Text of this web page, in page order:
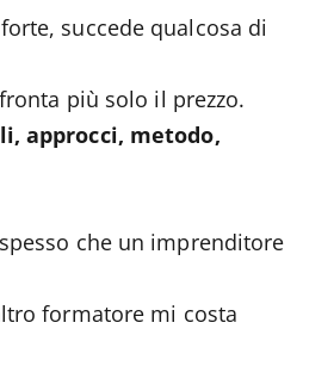
succede qualcosa di
più solo il prezzo.
approcci, metodo,
che un imprenditore
formatore mi costa